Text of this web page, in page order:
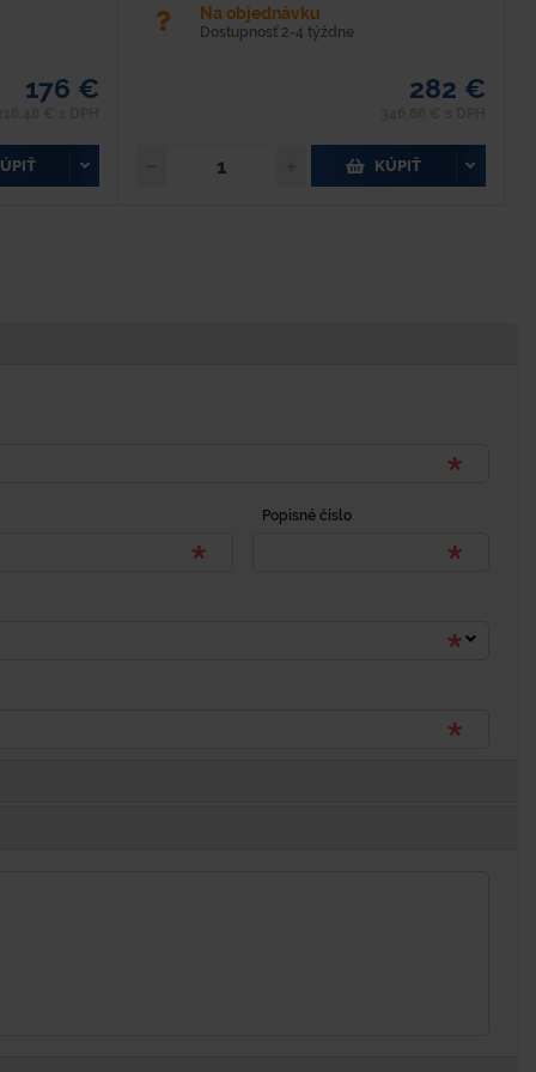
176 €
Na objednávku
Dostupnosť 2-4 týždne
282 €
KÚPIŤ
Popisné číslo